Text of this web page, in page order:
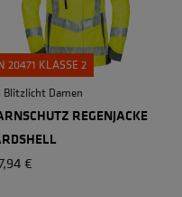
20471 KLASSE 2
Blitzlicht Damen
REGENJACKE
€